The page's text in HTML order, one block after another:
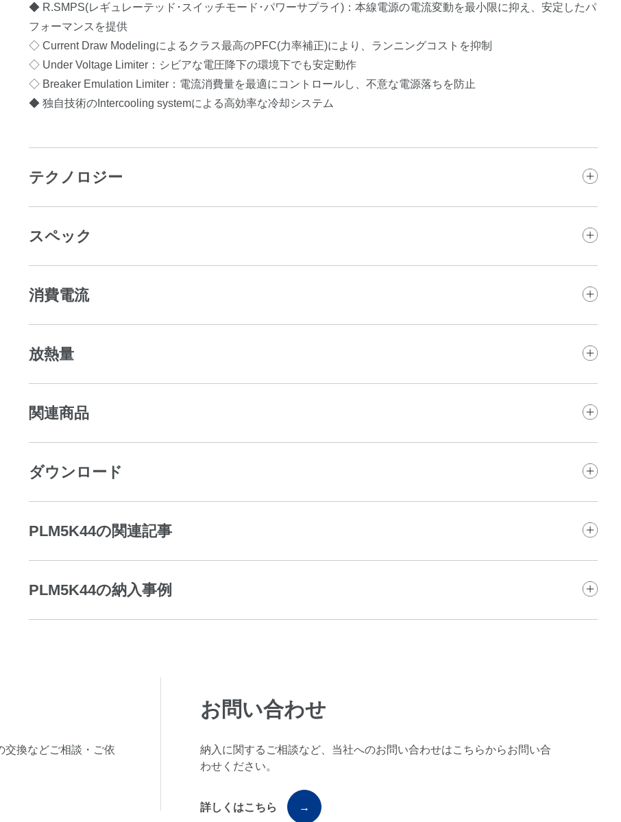
◆ R.SMPS(レギュレーテッド･スイッチモード･パワーサプライ)：本線電源の電流変動を最小限に抑え、安定したパ
フォーマンスを提供
◇ Current Draw Modelingによるクラス最高のPFC(力率補正)により、ランニングコストを抑制
◇ Under Voltage Limiter：シビアな電圧降下の環境下でも安定動作
◇ Breaker Emulation Limiter：電流消費量を最適にコントロールし、不意な電源落ちを防止
◆ 独自技術のIntercooling systemによる高効率な冷却システム
テクノロジー
スペック
消費電流
放熱量
関連商品
ダウンロード
PLM5K44の関連記事
PLM5K44の納入事例
交換などご相談・ご依
お問い合わせ
納入に関するご相談など、当社へのお問い合わせはこちらからお問い合
わせください。
詳しくはこちら →